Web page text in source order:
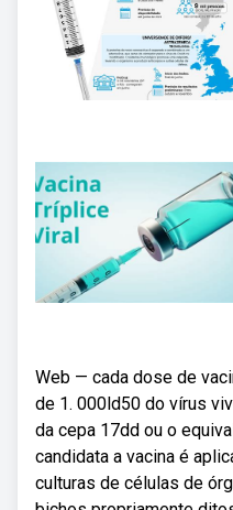
Web — cada dose de
de 1. 000ld50 do vírus
da cepa 17dd ou o
candidata a vacina é
culturas de células de